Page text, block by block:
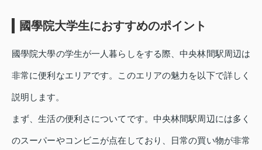
國學院大学生におすすめのポイント
國學院大學の学生が一人暮らしをする際、中央林間駅周辺は
非常に便利なエリアです。このエリアの魅力を以下で詳しく
説明します。
まず、生活の便利さについてです。中央林間駅周辺には多く
のスーパーやコンビニが点在しており、日常の買い物が非常